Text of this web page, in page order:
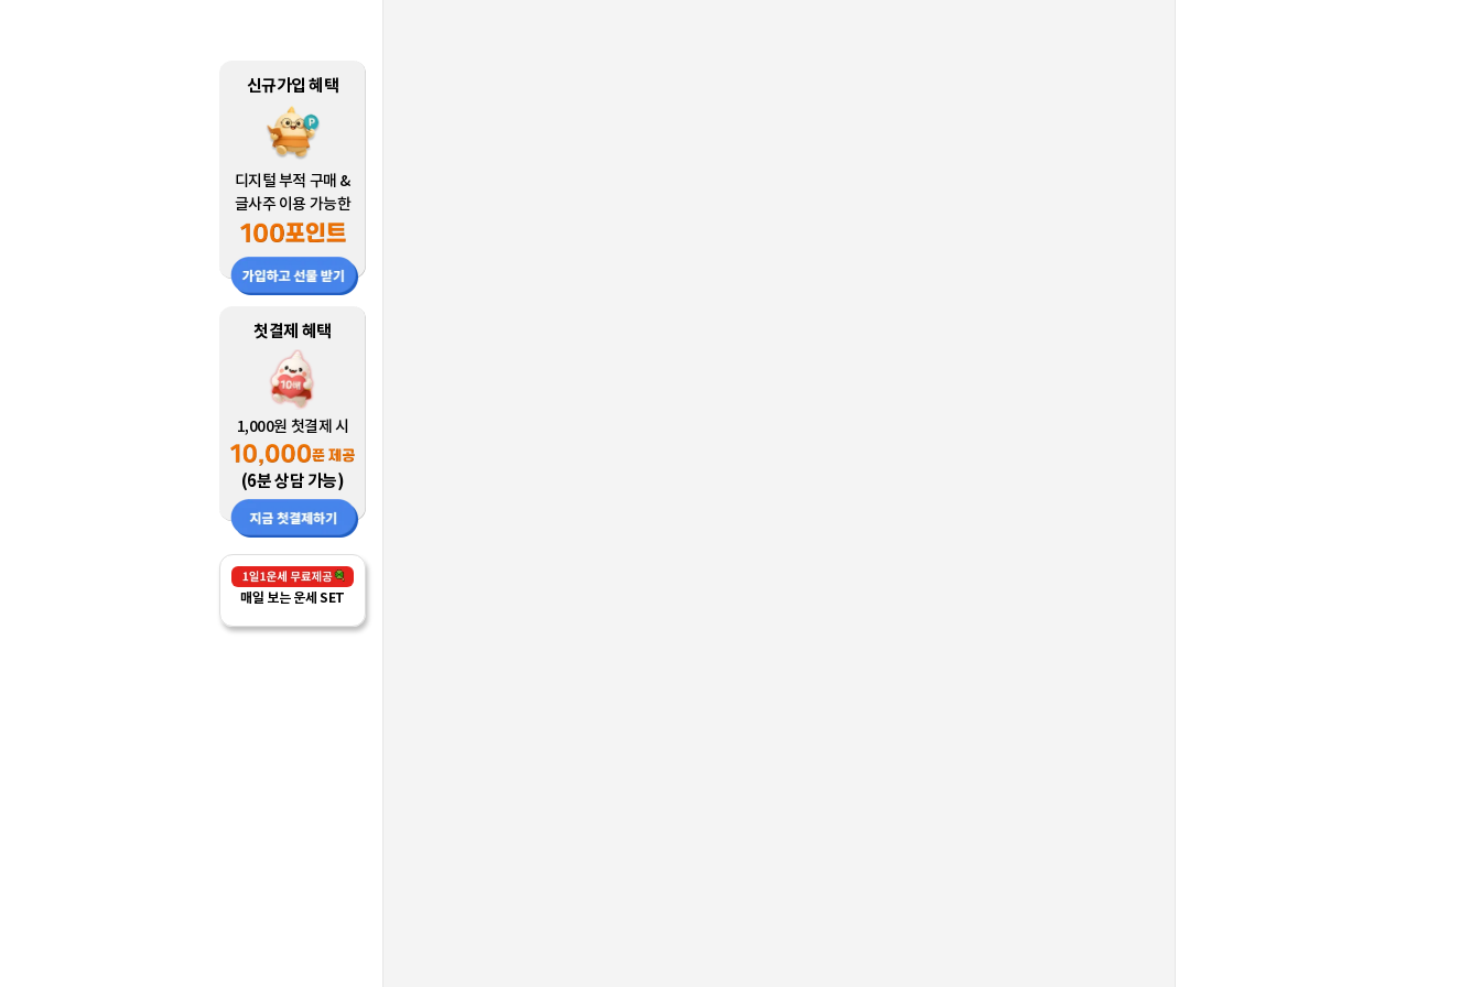
신규가입 혜택
디지털 부적 구매 &
글사주 이용 가능한
첫결제 혜택
1,000원 첫결제 시
(6분 상담 가능)
매일 보는 운세 SET